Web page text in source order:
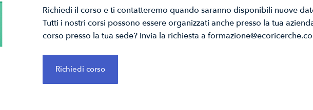
Richiedi il corso e ti contatteremo quando saranno disponibili nuove
Tutti i nostri corsi possono essere organizzati anche presso la tua
corso presso la tua sede? Invia la richiesta a
Richiedi corso